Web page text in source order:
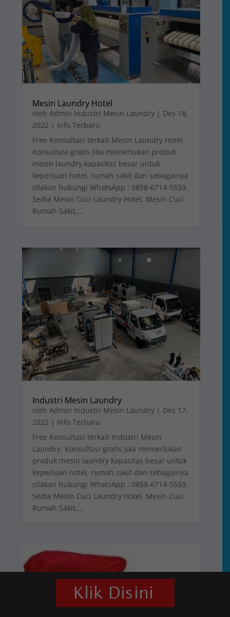
Mesin Laundry Hotel
olehAdmin Industri Mesin Laundry | Des 18,
2022 | Info Terbaru
Free Konsultasi terkait Mesin Laundry Hotel.
Konsultasi gratis jika memerlukan produk
mesin laundry kapasitas besar untuk
keperluan hotel, rumah sakit dan sebagainya
silakan hubungi WhatsApp : 0858-6714-5533.
Sedia Mesin Cuci Laundry Hotel, Mesin Cuci
Rumah Sakit,...
Industri Mesin Laundry
olehAdmin Industri Mesin Laundry | Des 17,
2022 | Info Terbaru
Free Konsultasi terkait Industri Mesin
Laundry. Konsultasi gratis jika memerlukan
produk mesin laundry kapasitas besar untuk
keperluan hotel, rumah sakit dan sebagainya
silakan hubungi WhatsApp : 0858-6714-5533.
Sedia Mesin Cuci Laundry Hotel, Mesin Cuci
Rumah Sakit,...